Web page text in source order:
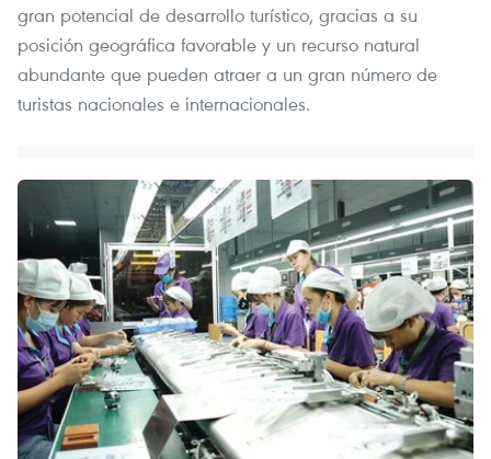
gran potencial de desarrollo turístico, gracias a su
posición geográfica favorable y un recurso natural
abundante que pueden atraer a un gran número de
turistas nacionales e internacionales.